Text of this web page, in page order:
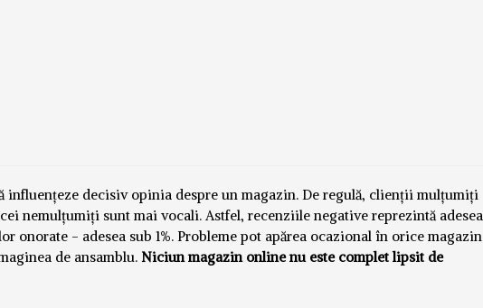
influențeze decisiv opinia despre un magazin. De regulă, clienții mulțumiți
nemulțumiți sunt mai vocali. Astfel, recenziile negative reprezintă adesea
onorate - adesea sub 1%. Probleme pot apărea ocazional în orice magazin
de ansamblu. Niciun magazin online nu este complet lipsit de